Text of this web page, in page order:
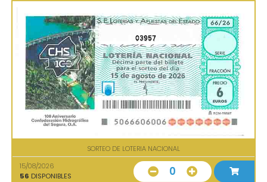
03957
SORTEO DE LOTERIA NACIONAL
15/08/2026
56 DISPONIBLES 0